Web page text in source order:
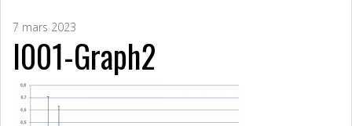
7 mars 2023
I001-Graph2